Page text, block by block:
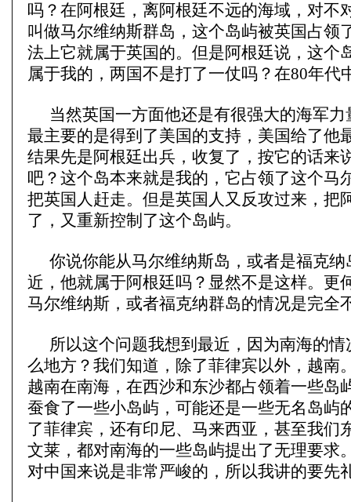
吗？在阿根廷，离阿根廷不远的海域，对不
叫做马尔维纳斯群岛，这个岛屿被英国占领
法上它就属于英国的。但是阿根廷说，这个
属于我的，两国不是打了一仗吗？在80年代
当然英国一方面他还是有很强大的海军
最主要的是得到了美国的支持，美国给了他
结果先是阿根廷出兵，收复了，按它的话来
吧？这个岛本来就是我的，它占领了这个马
把英国人赶走。但是英国人又反攻过来，把
了，又重新控制了这个岛屿。
你说你能从马尔维纳斯岛，或者是福克
近，他就属于阿根廷吗？显然不是这样。更
马尔维纳斯，或者福克纳群岛的情况是完全
所以这个问题我想到最近，因为南海的
么地方？我们知道，除了菲律宾以外，越南
越南在南海，在西沙和东沙都占领着一些岛
蚕食了一些小岛屿，可能还是一些无名岛屿
了菲律宾，还有印尼、马来西亚，甚至我们
文莱，都对南海的一些岛屿提出了无理要求
对中国来说是非常严峻的，所以我讲的要先